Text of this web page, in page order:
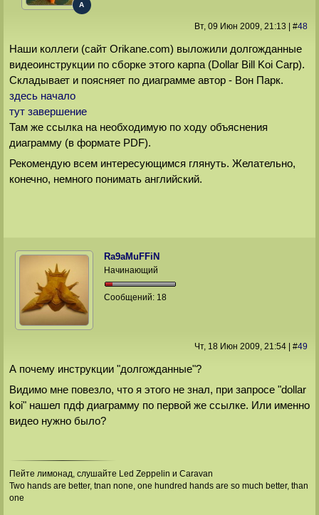
A
Вт, 09 Июн 2009, 21:13 #48
Наши коллеги (сайт Orikane.com) выложили долгожданные
видеоинструкции по сборке этого карпа (Dollar Bill Koi Carp).
Складывает и поясняет по диаграмме автор - Вон Парк.
здесь начало
тут завершение
Там же ссылка на необходимую по ходу объяснения
диаграмму (в формате PDF).
Рекомендую всем интересующимся глянуть. Желательно,
конечно, немного понимать английский.
Ra9aMuFFiN
Начинающий
Сообщений: 18
Чт, 18 Июн 2009, 21:54| #49
А почему инструкции "долгожданные"?
Видимо мне повезло, что я этого не знал, при запросе "dollar
koi" нашел пдф диаграмму по первой же ссылке. Или именно
видео нужно было?
Пейте лимонад, слушайте Led Zeppelin и Caravan
Two hands are better, tnan none, one hundred hands are so much better, than
one